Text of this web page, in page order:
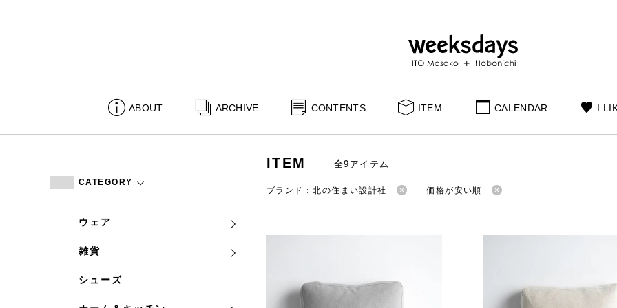
ABOUT ARCHIVE CONTENTS ITEM CALENDAR I
CATEGORY
ウェア
雑貨
シューズ
ITEM 全9アイテム
ブランド：北の住まい設計社 価格が安い順